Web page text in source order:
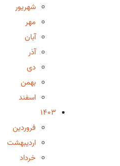
شهریور
مهر
آبان
آذر
دی
بهمن
اسفند
1403
فروردین
اردیبهشت
خرداد